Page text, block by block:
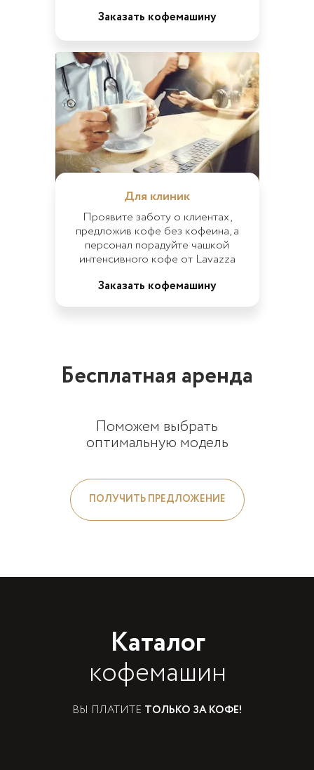
Для клиник
Проявите заботу о клиентах,
предложив кофе без кофеина, а
персонал порадуйте чашкой
интенсивного кофе от Lavazza
Бесплатная аренда
ПОЛУЧИТЬ ПРЕДЛОЖЕНИЕ
Поможем выбрать
оптимальную модель
Заказать кофемашину
Заказать кофемашину
Каталог
кофемашин
ВЫ ПЛАТИТЕ ТОЛЬКО ЗА КОФЕ!